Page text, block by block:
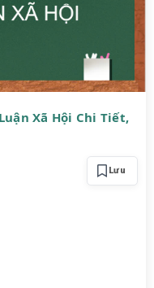
Xã Hội Chi Tiết,
Lưu